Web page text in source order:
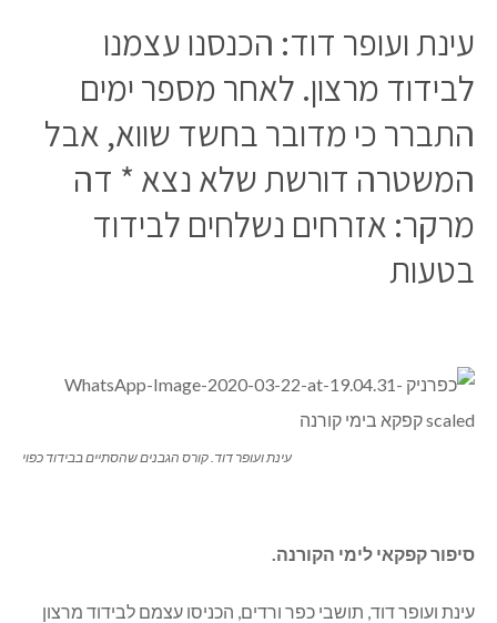
עינת ועופר דוד: הכנסנו עצמנו
לבידוד מרצון. לאחר מספר ימים
התברר כי מדובר בחשד שווא, אבל
המשטרה דורשת שלא נצא * דה
מרקר: אזרחים נשלחים לבידוד
בטעות
עינת ועופר דוד. קורס הגבנים שהסתיים בבידוד כפוי
סיפור קפקאי לימי הקורנה.
עינת ועופר דוד, תושבי כפר ורדים, הכניסו עצמם לבידוד מרצון